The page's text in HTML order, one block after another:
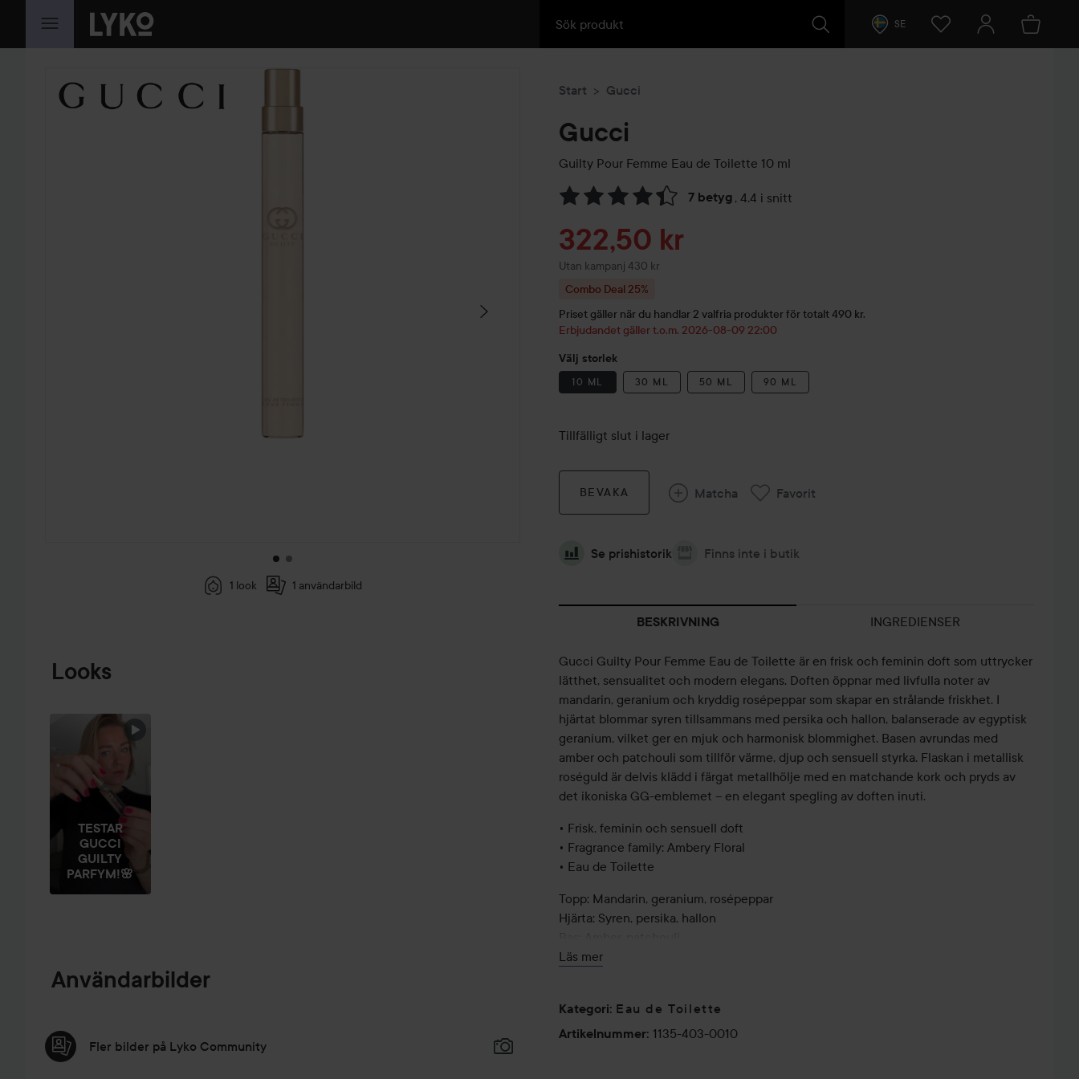
HOPPA TILL INNEHÅLLET SE
HOPPA ÖVER SEKTIONEN
1 look 1 användarbild
Looks
TESTAR
GUCCI
GUILTY
PARFYM!🌸
Användarbilder
Fler bilder på Lyko Community
Start Gucci
Gucci
Guilty Pour Femme Eau de Toilette 10 ml
7 betyg , 4.4 i snitt
Hoppa till Betyg & kommentarer
Reapris
322,50 kr
Utan kampanj 430 kr
Combo Deal 25%
Priset gäller när du handlar 2 valfria produkter för totalt 490 kr.
Erbjudandet gäller t.o.m. 2026-08-09 22:00
Välj storlek
10 ML 30 ML 50 ML 90 ML
Tillfälligt slut i lager
BEVAKA Matcha Favorit
Se prishistorik Finns inte i butik
BESKRIVNING INGREDIENSER
Gucci Guilty Pour Femme Eau de Toilette är en frisk och feminin doft som uttrycker
lätthet, sensualitet och modern elegans. Doften öppnar med livfulla noter av
mandarin, geranium och kryddig rosépeppar som skapar en strålande friskhet. I
hjärtat blommar syren tillsammans med persika och hallon, balanserade av egyptisk
geranium, vilket ger en mjuk och harmonisk blommighet. Basen avrundas med
amber och patchouli som tillför värme, djup och sensuell styrka. Flaskan i metallisk
roséguld är delvis klädd i färgat metallhölje med en matchande kork och pryds av
det ikoniska GG-emblemet – en elegant spegling av doften inuti.
• Frisk, feminin och sensuell doft
• Fragrance family: Ambery Floral
• Eau de Toilette
Topp: Mandarin, geranium, rosépeppar
Hjärta: Syren, persika, hallon
Gucci Guilty är en ikonisk kollektion som utforskar nya uttryck av modern
personliga friheten att leva livet på sitt eget sätt.
Läs mer
Kategori: Eau de Toilette
Artikelnummer: 1135-403-0010